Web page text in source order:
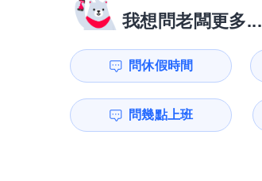
我想問老闆更多...
問休假時間
問幾點上班